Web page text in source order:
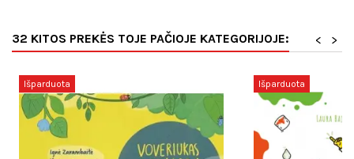
32 KITOS PREKĖS TOJE PAČIOJE KATEGORIJOJE: >
<
Išparduota Išparduota